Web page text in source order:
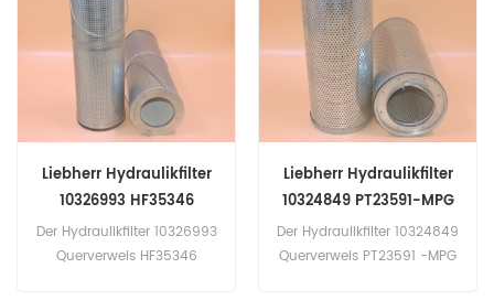
Car/Van/Bike.
Liebherr Hydraulikfilter
10326993 HF35346
HD15002 EY1070H
Der Hydraulikfilter 10326993
Querverweis HF35346
Liebherr Hydraulikfilter
10324849 PT23591-MPG
HF35465 XH1099 WG1021
Der Hydraulikfilter 10324849
Querverweis PT23591 -MPG